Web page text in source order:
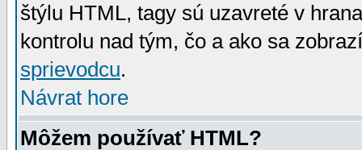
štýlu HTML, tagy sú uzavreté v
kontrolu nad tým, čo a ako sa
sprievodcu.
Návrat hore
Môžem používať HTML?